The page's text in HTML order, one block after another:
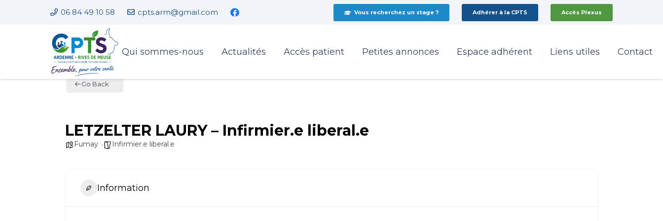
06 84 49 10 58 cpts.arm@gmail.com Vous recherchez un stage ? Adhérer à la CPTS Accès Plexus
Qui sommes-nous Actualités Accès patient Petites annonces Espace adhérent Liens utiles Contact
Go Back
LETZELTER LAURY – Infirmier.e liberal.e
Fumay Infirmier.e liberal.e
Information